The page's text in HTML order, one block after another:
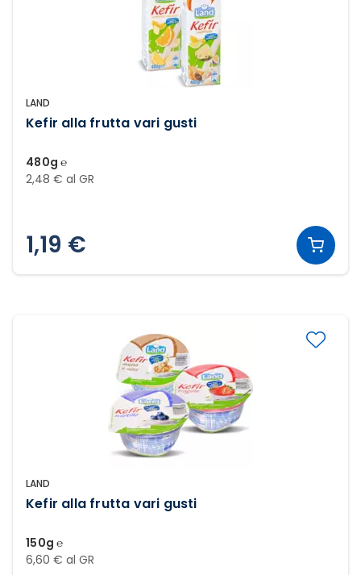
LAND
Kefir alla frutta vari gusti
480g ℮
2,48 € al GR
1,19 €
LAND
Kefir alla frutta vari gusti
150g ℮
6,60 € al GR